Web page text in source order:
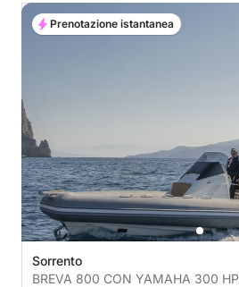
Sorrento
BREVA 800 CON YAMAHA 300 HP
Prenotazione istantanea